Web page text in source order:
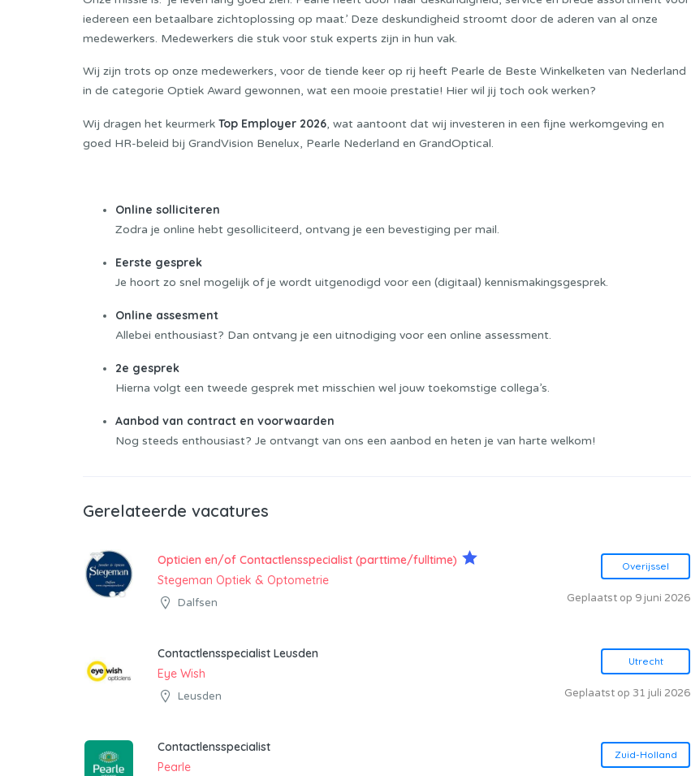
iedereen een betaalbare zichtoplossing op maat.’ Deze deskundigheid stroomt door de aderen van al onze
medewerkers. Medewerkers die stuk voor stuk experts zijn in hun vak.
Wij zijn trots op onze medewerkers, voor de tiende keer op rij heeft Pearle de Beste Winkelketen van Nederland
in de categorie Optiek Award gewonnen, wat een mooie prestatie! Hier wil jij toch ook werken?
Wij dragen het keurmerk Top Employer 2026, wat aantoont dat wij investeren in een fijne werkomgeving en
goed HR-beleid bij GrandVision Benelux, Pearle Nederland en GrandOptical.
Online solliciteren
Zodra je online hebt gesolliciteerd, ontvang je een bevestiging per mail.
Eerste gesprek
Je hoort zo snel mogelijk of je wordt uitgenodigd voor een (digitaal) kennismakingsgesprek.
Online assesment
Allebei enthousiast? Dan ontvang je een uitnodiging voor een online assessment.
2e gesprek
Hierna volgt een tweede gesprek met misschien wel jouw toekomstige collega’s.
Aanbod van contract en voorwaarden
Nog steeds enthousiast? Je ontvangt van ons een aanbod en heten je van harte welkom!
Gerelateerde vacatures
Opticien en/of Contactlensspecialist (parttime/fulltime)
Stegeman Optiek & Optometrie
Dalfsen
Overijssel
Geplaatst op 9 juni 2026
Contactlensspecialist Leusden
Eye Wish
Leusden
Utrecht
Geplaatst op 31 juli 2026
Contactlensspecialist
Pearle
Zuid-Holland